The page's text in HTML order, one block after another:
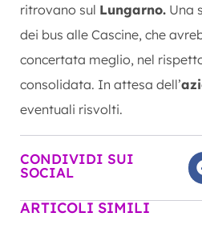
ritrovano sul Lungarno. Una
dei bus alle Cascine, che
concertata meglio, nel
consolidata. In attesa dell’
eventuali risvolti.
CONDIVIDI SUI
SOCIAL
ARTICOLI SIMILI